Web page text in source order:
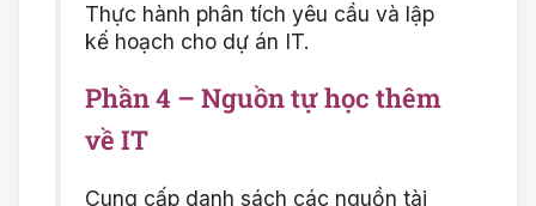
Thực hành phân tích yêu cầu và lập
kế hoạch cho dự án IT.
Phần 4 – Nguồn tự học thêm
về IT
Cung cấp danh sách các nguồn tài